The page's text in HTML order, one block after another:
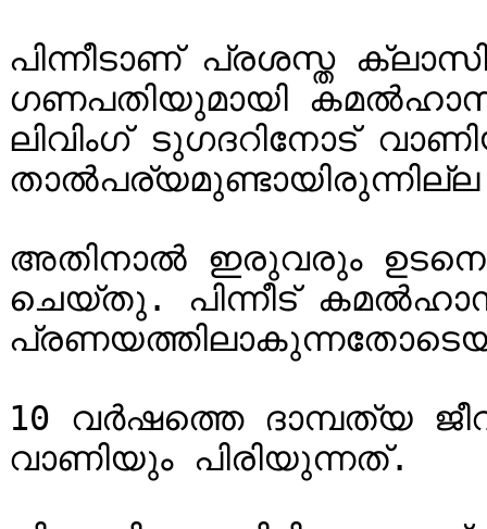
പിന്നീടാണ് പ്രശസ്ത
ഗണപതിയുമായി
ലിവിംഗ് ടുഗദറിനോട്
അതിനാല്‍ ഇരുവരും ഉടനെ
ചെയ്തു. പിന്നീട്
10 വര്‍ഷത്തെ ദാമ്പത്യ
വാണിയും പിരിയുന്നത്.